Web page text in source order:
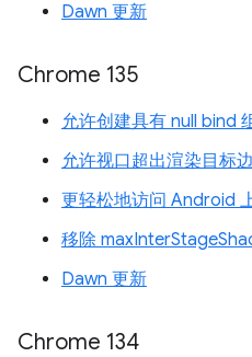
Dawn 更新
Chrome 135
允许创建具有 null bind
允许视口超出渲染目标
更轻松地访问 Android
移除
Dawn 更新
Chrome 134